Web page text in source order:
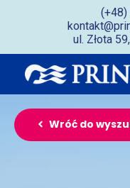
(+48)
ul. Złota
Wróć do